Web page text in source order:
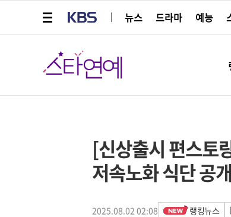
뉴스
드라마 예능
스타연예
[신상출시 편스토
저속노화 식단 공
2025.08.02 02:08 랭킹뉴스
페이스북
트위터
네이버
URL복사
글씨 작게보기
글씨 크게보기